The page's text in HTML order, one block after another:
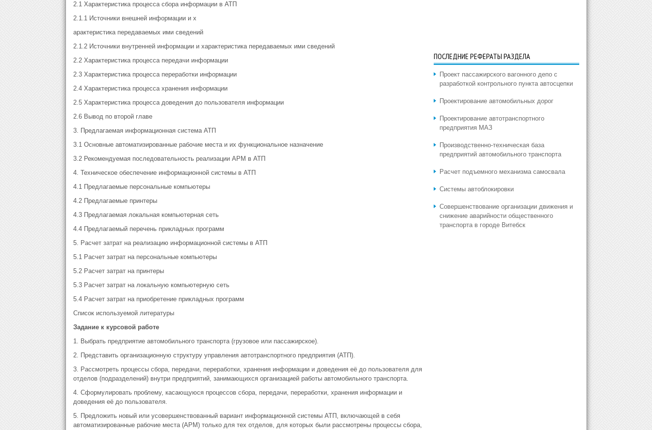
2.1 Характеристика процесса сбора информации в АТП
2.1.1 Источники внешней информации и х
арактеристика передаваемых ими сведений
2.1.2 Источники внутренней информации и характеристика передаваемых ими сведений
2.2 Характеристика процесса передачи информации
2.3 Характеристика процесса переработки информации
2.4 Характеристика процесса хранения информации
2.5 Характеристика процесса доведения до пользователя информации
2.6 Вывод по второй главе
3. Предлагаемая информационная система АТП
3.1 Основные автоматизированные рабочие места и их функциональное назначение
3.2 Рекомендуемая последовательность реализации АРМ в АТП
4. Техническое обеспечение информационной системы в АТП
4.1 Предлагаемые персональные компьютеры
4.2 Предлагаемые принтеры
4.3 Предлагаемая локальная компьютерная сеть
4.4 Предлагаемый перечень прикладных программ
5. Расчет затрат на реализацию информационной системы в АТП
5.1 Расчет затрат на персональные компьютеры
5.2 Расчет затрат на принтеры
5.3 Расчет затрат на локальную компьютерную сеть
5.4 Расчет затрат на приобретение прикладных программ
Список используемой литературы
Задание к курсовой работе
1. Выбрать предприятие автомобильного транспорта (грузовое или пассажирское).
2. Представить организационную структуру управления автотранспортного предприятия (АТП).
3. Рассмотреть процессы сбора, передачи, переработки, хранения информации и доведения её до пользователя для
отделов (подразделений) внутри предприятий, занимающихся организацией работы автомобильного транспорта.
4. Сформулировать проблему, касающуюся процессов сбора, передачи, переработки, хранения информации и
доведения её до пользователя.
5. Предложить новый или усовершенствованный вариант информационной системы АТП, включающей в себя
автоматизированные рабочие места (АРМ) только для тех отделов, для которых были рассмотрены процессы сбора,
ПОСЛЕДНИЕ РЕФЕРАТЫ РАЗДЕЛА
Проект пассажирского вагонного депо с
разработкой контрольного пункта автосцепки
Проектирование автомобильных дорог
Проектирование автотранспортного
предприятия МАЗ
Производственно-техническая база
предприятий автомобильного транспорта
Расчет подъемного механизма самосвала
Системы автоблокировки
Совершенствование организации движения и
снижение аварийности общественного
транспорта в городе Витебск